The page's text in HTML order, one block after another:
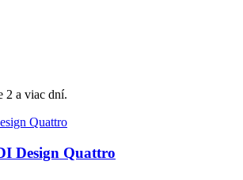
2 a viac dní.
Design Quattro